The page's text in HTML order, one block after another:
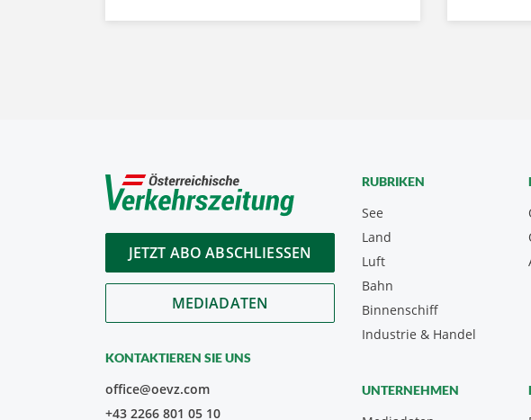
JETZT ABO ABSCHLIESSEN
MEDIADATEN
KONTAKTIEREN SIE UNS
office@oevz.com
+43 2266 801 05 10
RUBRIKEN
See
Land
Luft
Bahn
Binnenschiff
Industrie & Handel
UNTERNEHMEN